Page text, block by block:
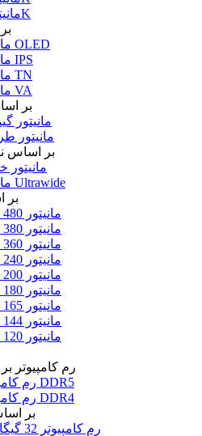
مانیتور 8K
مانیتور OLED
مانیتور IPS
مانیتور TN
مانیتور VA
بر
مانیتور
مانیتور
بر اساس
مانیتور
مانیتور Ultrawide
بر
مانیتور 480 هرتز
مانیتور 380 هرتز
مانیتور 360 هرتز
مانیتور 240 هرتز
مانیتور 200 هرتز
مانیتور 180 هرتز
مانیتور 165 هرتز
مانیتور 144 هرتز
مانیتور 120 هرتز
رم کامپیوتر
رم کامپیوتر DDR5
رم کامپیوتر DDR4
بر
رم کامپیوتر 32 گیگابایت